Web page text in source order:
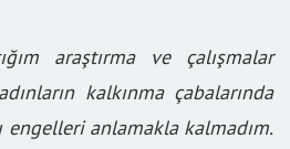
araştırma ve çalışmalar
kalkınma çabalarında
engelleri anlamakla kalmadım.